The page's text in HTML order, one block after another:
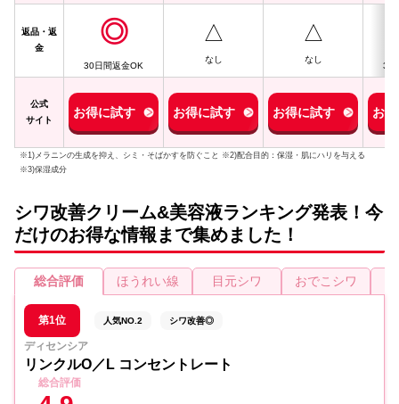
返品・返
金
◎
30日間返金OK
△
なし
△
なし
30
公式
サイト
お得に試す お得に試す お得に試す お
※1)メラニンの生成を抑え、シミ・そばかすを防ぐこと ※2)配合目的：保湿・肌にハリを与える
※3)保湿成分
シワ改善クリーム&美容液ランキング発表！今
だけのお得な情報まで集めました！
総合評価 ほうれい線 目元シワ おでこシワ
第1位 人気NO.2 シワ改善◎
ディセンシア
リンクルO／L コンセントレート
総合評価